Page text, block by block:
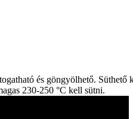
és göngyölhető.
230-250 °C kell sütni.